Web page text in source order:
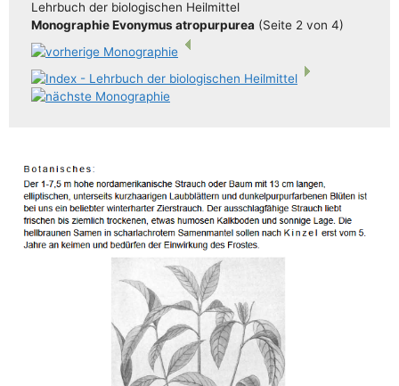
Lehr­buch der bio­lo­gi­schen Heilmittel
Mono­gra­phie Evony­mus atro­pur­pu­rea (Sei­te 2 von 4)